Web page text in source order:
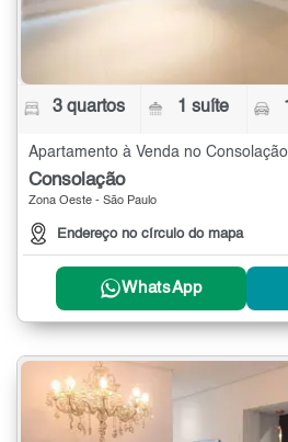
3 quartos 1 suíte
Apartamento à Venda no
Consolação
Zona Oeste - São Paulo
Endereço no círculo do mapa
WhatsApp